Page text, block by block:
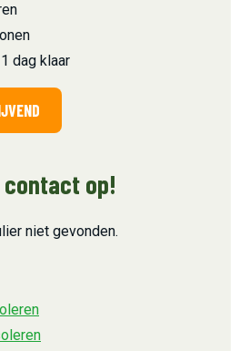
dag klaar
contact op!
niet gevonden.